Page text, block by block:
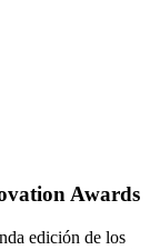
Awards
edición de los